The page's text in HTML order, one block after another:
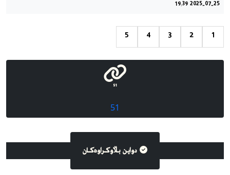
2025-07-25 19:39
1
2
3
4
5
51
51
دواین بڵاوکراوه‌کان